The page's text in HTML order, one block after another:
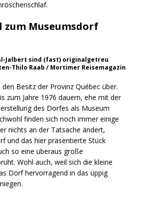
zum Museumsdorf
Jalbert sind (fast) originalgetreu
Thilo Raab / Mortimer Reisemagazin
Besitz der Provinz Québec über.
zum Jahre 1976 dauern, ehe mit der
des Dorfes als Museum
finden sich noch immer einige
nichts an der Tatsache ändert,
und das hier präsentierte Stück
so eine überaus große
Wohl auch, weil sich die kleine
Dorf hervorragend in das üppig